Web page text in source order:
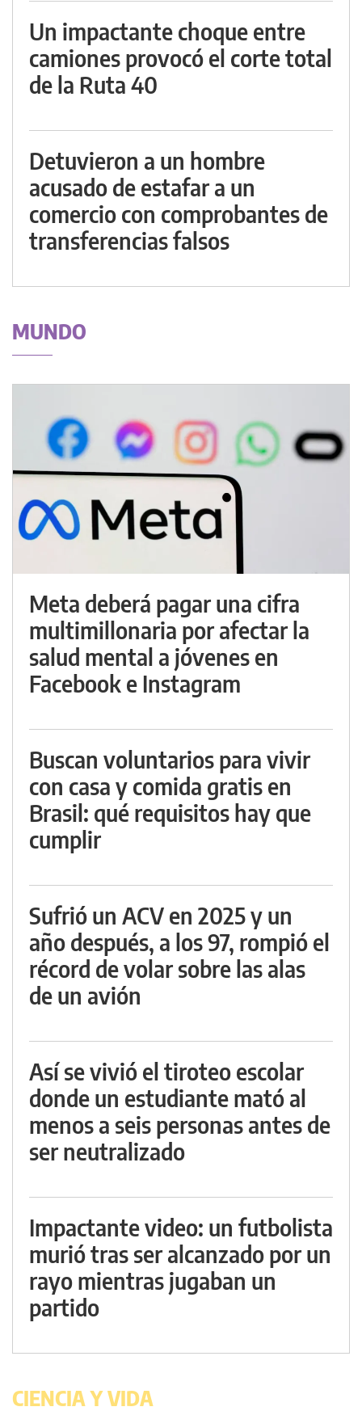
Un impactante choque entre
camiones provocó el corte total
de la Ruta 40
Detuvieron a un hombre
acusado de estafar a un
comercio con comprobantes de
transferencias falsos
MUNDO
Meta deberá pagar una cifra
multimillonaria por afectar la
salud mental a jóvenes en
Facebook e Instagram
Buscan voluntarios para vivir
con casa y comida gratis en
Brasil: qué requisitos hay que
cumplir
Sufrió un ACV en 2025 y un
año después, a los 97, rompió el
récord de volar sobre las alas
de un avión
Así se vivió el tiroteo escolar
donde un estudiante mató al
menos a seis personas antes de
ser neutralizado
Impactante video: un futbolista
murió tras ser alcanzado por un
rayo mientras jugaban un
partido
CIENCIA Y VIDA